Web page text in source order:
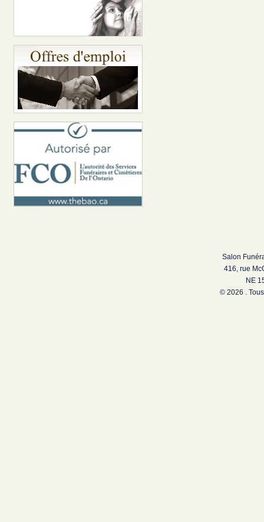
Salon
416, rue
NE
© 2026 .